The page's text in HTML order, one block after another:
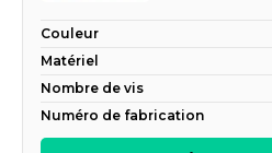
Couleur
Matériel
Nombre de vis
Numéro de fabrication